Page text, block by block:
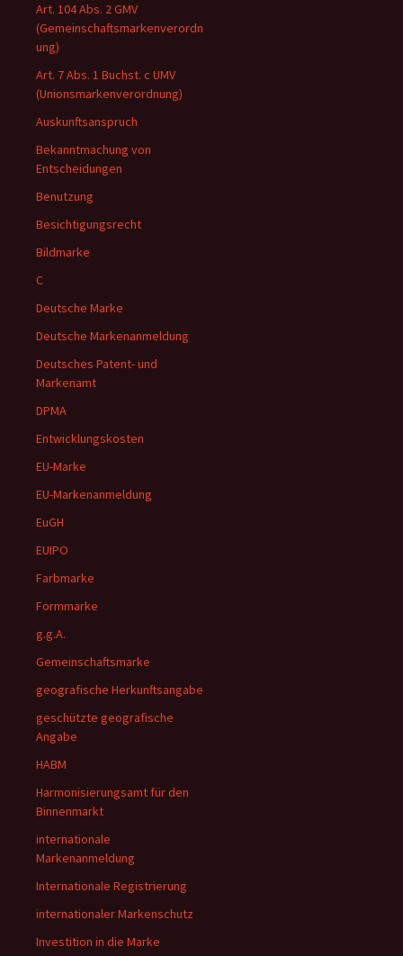
Art. 104 Abs. 2 GMV
(Gemeinschaftsmarkenverordn
ung)
Art. 7 Abs. 1 Buchst. c UMV
(Unionsmarkenverordnung)
Auskunftsanspruch
Bekanntmachung von
Entscheidungen
Benutzung
Besichtigungsrecht
Bildmarke
C
Deutsche Marke
Deutsche Markenanmeldung
Deutsches Patent- und
Markenamt
DPMA
Entwicklungskosten
EU-Marke
EU-Markenanmeldung
EuGH
EUIPO
Farbmarke
Formmarke
g.g.A.
Gemeinschaftsmarke
geografische Herkunftsangabe
geschützte geografische
Angabe
HABM
Harmonisierungsamt für den
Binnenmarkt
internationale
Markenanmeldung
Internationale Registrierung
internationaler Markenschutz
Investition in die Marke